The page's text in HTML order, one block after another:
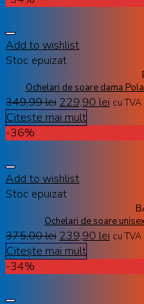
Add to wishlist
Stoc epuizat
Ochelari de soare dama
349,99lei 229,90 lei cu TVA
Citește mai mult
-36%
Add to wishlist
Stoc epuizat
Ochelari de soare
375,00lei 239,90 lei cu TVA
Citește mai mult
-34%